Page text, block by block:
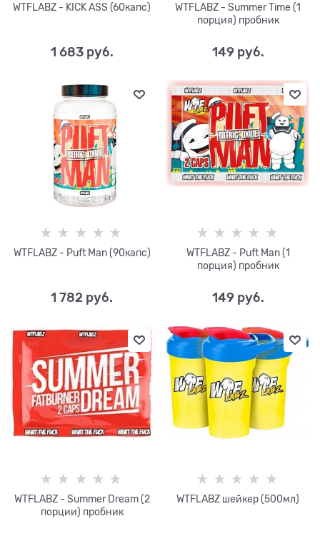
WTFLABZ - KICK ASS (60капс)
1 683 руб.
WTFLABZ - Summer Time (1
порция) пробник
149 руб.
WTFLABZ - Puft Man (90капс)
1 782 руб.
WTFLABZ - Puft Man (1
порция) пробник
149 руб.
WTFLABZ - Summer Dream (2
порции) пробник
WTFLABZ шейкер (500мл)